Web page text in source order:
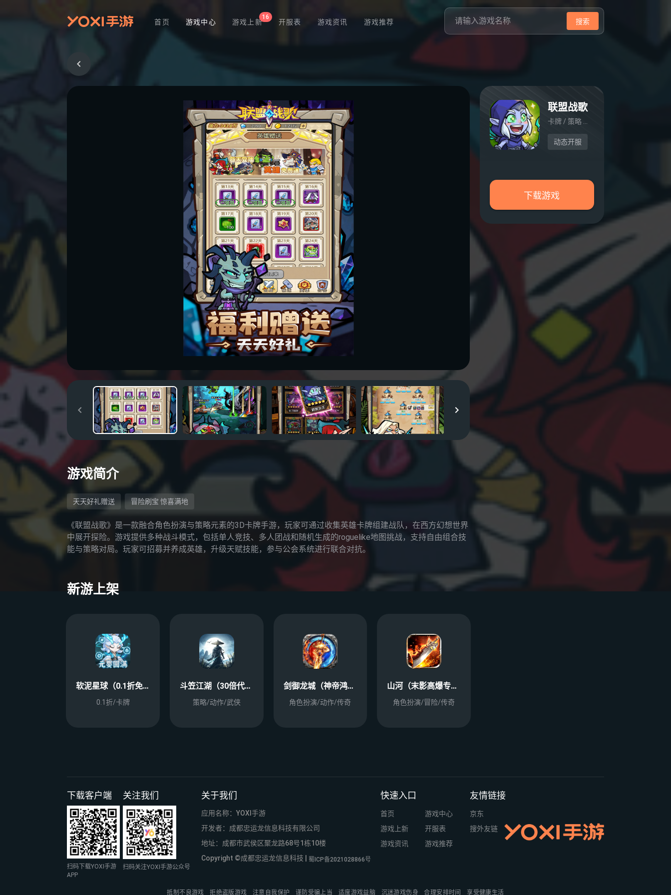
首页 游戏中心 游戏上新
16
开服表 游戏资讯 游戏推荐 搜索
游戏简介
天天好礼赠送 冒险刷宝 惊喜满地
《联盟战歌》是一款融合角色扮演与策略元素的3D卡牌手游，玩家可通过收集英雄卡牌组建战队，在西方幻想世界
中展开探险。游戏提供多种战斗模式，包括单人竞技、多人团战和随机生成的roguelike地图挑战，支持自由组合技
能与策略对局。玩家可招募并养成英雄，升级天赋技能，参与公会系统进行联合对抗。
新游上架
软泥星球（0.1折免广领代金券）
0.1折/卡牌
斗笠江湖（30倍代金返利）
策略/动作/武侠
剑御龙城（神帝鸿蒙爽爽爆）
角色扮演/动作/传奇
山河（末影高爆专属）
角色扮演/冒险/传奇
联盟战歌
动态开服
下载游戏
下载客户端
扫码下载YOXI手游
APP
关注我们
扫码关注YOXI手游公众号
关于我们
应用名称：YOXI手游
开发者：成都忠运龙信息科技有限公司
地址：成都市武侯区聚龙路68号1栋10楼
Copyright ©成都忠运龙信息科技 |
蜀ICP备2021028866号
快速入口
首页
游戏中心
游戏上新
开服表
游戏资讯
游戏推荐
友情链接
京东
搜外友链
抵制不良游戏 拒绝盗版游戏 注意自我保护 谨防受骗上当 适度游戏益脑 沉迷游戏伤身 合理安排时间 享受健康生活